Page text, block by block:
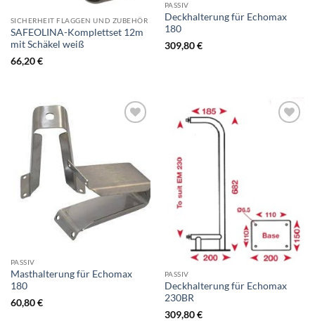
SICHERHEIT FLAGGEN UND ZUBEHÖR
SAFEOLINA-Komplettset 12m
mit Schäkel weiß
66,20€
PASSIV
Deckhalterung für Echomax
180
309,80€
PASSIV
Masthalterung für Echomax
180
60,80€
PASSIV
Deckhalterung für Echomax
230BR
309,80€